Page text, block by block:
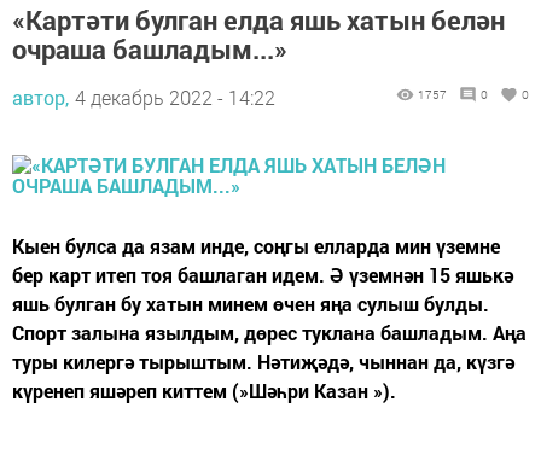
«Картәти булган елда яшь хатын белән
очраша башладым...»
автор, 4 декабрь 2022 - 14:22 1757 0 0
Кыен булса да язам инде, соңгы елларда мин үземне
бер карт итеп тоя башлаган идем. Ә үземнән 15 яшькә
яшь булган бу хатын минем өчен яңа сулыш булды.
Спорт залына язылдым, дөрес туклана башладым. Аңа
туры килергә тырыштым. Нәтиҗәдә, чыннан да, күзгә
күренеп яшәреп киттем (»Шәһри Казан »).